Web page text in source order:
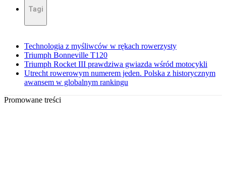
Tagi
Technologia z myśliwców w rękach rowerzysty
Triumph Bonneville T120
Triumph Rocket III prawdziwa gwiazda wśród motocykli
Utrecht rowerowym numerem jeden. Polska z historycznym
awansem w globalnym rankingu
Promowane treści